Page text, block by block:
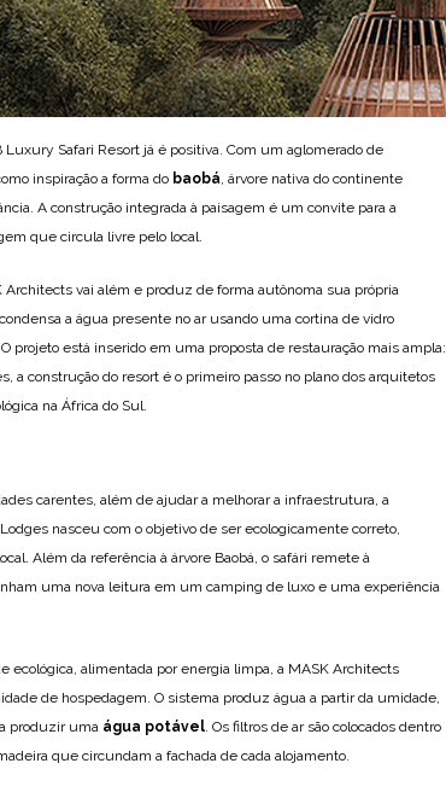
Safari Resort já é positiva. Com um aglomerado de
inspiração a forma do baobá, árvore nativa do continente
A construção integrada à paisagem é um convite para a
que circula livre pelo local.
vai além e produz de forma autônoma sua própria
a água presente no ar usando uma cortina de vidro
projeto está inserido em uma proposta de restauração mais ampla:
a construção do resort é o primeiro passo no plano dos arquitetos
na África do Sul.
carentes, além de ajudar a melhorar a infraestrutura, a
nasceu com o objetivo de ser ecologicamente correto,
Além da referência à árvore Baobá, o safári remete à
uma nova leitura em um camping de luxo e uma experiência
ecológica, alimentada por energia limpa, a MASK Architects
de hospedagem. O sistema produz água a partir da umidade,
produzir uma água potável. Os filtros de ar são colocados dentro
que circundam a fachada de cada alojamento.